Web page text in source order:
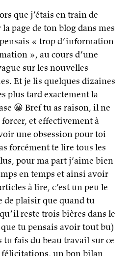
que j’étais en train de
page de ton blog dans mes
« trop d’information
», au cours d’une
sur les nouvelles
Et je lis quelques dizaines
plus tard exactement la
😀 Bref tu as raison, il ne
forcer, et effectivement à
une obsession pour toi
forcément te lire tous les
pour ma part j’aime bien
en temps et ainsi avoir
à lire, c’est un peu le
de plaisir que quand tu
reste trois bières dans le
tu pensais avoir tout bu)
tu fais du beau travail sur ce
félicitations, un bon bilan